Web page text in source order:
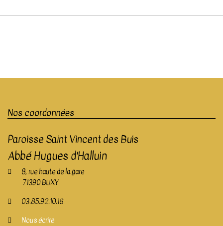
Nos coordonnées
Paroisse Saint Vincent des Buis
Abbé Hugues d'Halluin
8, rue haute de la gare
71390 BUXY
03.85.92.10.16
Nous écrire